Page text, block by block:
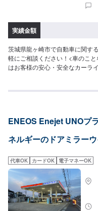
実績金額
茨城県龍ヶ崎市で自動車に関す
軽にご相談ください！<車のこ
はお客様の安心・安全なカーラ
ンス、修理、保険相談まであら
ご納得いただければ作業開始【
期は通常1日～2日程度で納車
ざいます。予めご了承ください
ースに駐車してください。受付
お伝えください。ご案内いたし
日、祝日、第二土曜日営業時間
ENEOS Enejet UNOプ
ネルギーのドアミラー
代車OK カードOK 電子マネーOK